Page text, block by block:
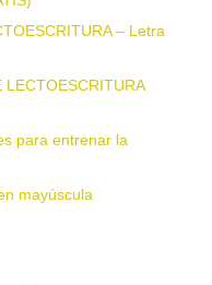
– Letra
LECTOESCRITURA
para entrenar la
mayúscula